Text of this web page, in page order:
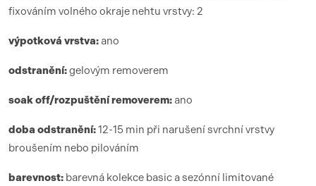
fixováním volného okraje nehtu vrstvy: 2
výpotková vrstva: ano
odstranění:gelovým removerem
soak off/rozpuštění removerem: ano
doba odstranění:12-15 min při narušení svrchní vrstvy
broušením nebo pilováním
barevnost: barevná kolekce basic a sezónní limitované